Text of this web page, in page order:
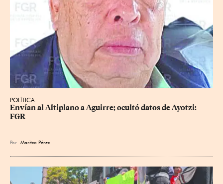
POLÍTICA
Envían al Altiplano a Aguirre; ocultó datos de Ayotzi:
FGR
Por Maritza Pérez